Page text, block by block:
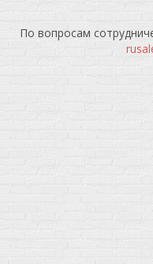
По вопросам